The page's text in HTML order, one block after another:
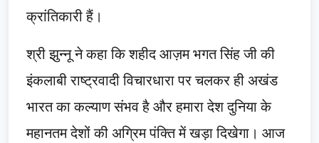
क्रांतिकारी हैं।
श्री झुन्नू ने कहा कि शहीद आज़म भगत सिंह जी की
इंकलाबी राष्ट्रवादी विचारधारा पर चलकर ही अखंड
भारत का कल्याण संभव है और हमारा देश दुनिया के
महानतम देशों की अग्रिम पंक्ति में खड़ा दिखेगा। आज